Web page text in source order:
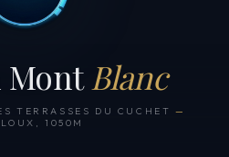
Mont Blanc
TERRASSES DU CUCHET —
1050M